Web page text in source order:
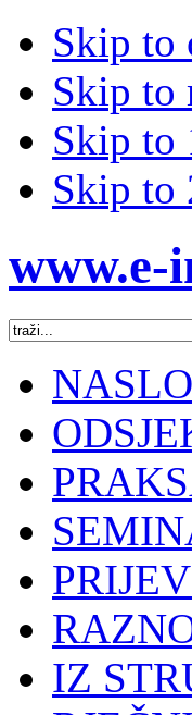
Skip to
Skip to
Skip to
Skip to
www.e-
IZ